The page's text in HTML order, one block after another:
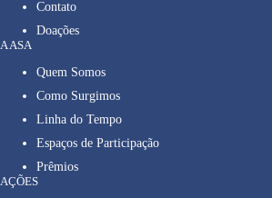
Contato
Doações
A ASA
Quem Somos
Como Surgimos
Linha do Tempo
Espaços de Participação
Prêmios
AÇÕES